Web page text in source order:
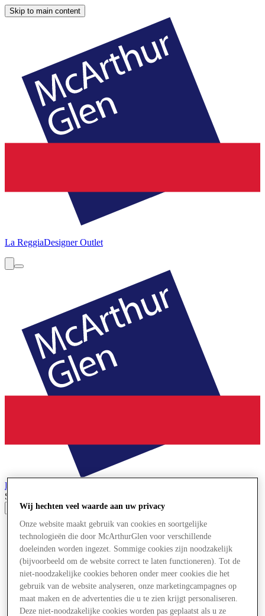
Skip to main content
La ReggiaDesigner Outlet
La Reggia
Search input
Winkels
Aanbiedingen
Plan je bezoek
Wat is er aan
Eet & Drink
Cadeaubonnen
Bestemmingsgids
Wij hechten veel waarde aan uw privacy
Onze website maakt gebruik van cookies en soortgelijke
technologieën die door McArthurGlen voor verschillende
doeleinden worden ingezet. Sommige cookies zijn noodzakelijk
(bijvoorbeeld om de website correct te laten functioneren). Tot de
niet-noodzakelijke cookies behoren onder meer cookies die het
gebruik van de website analyseren, onze marketingcampagnes op
maat maken en de advertenties die u te zien krijgt personaliseren.
Deze niet-noodzakelijke cookies worden pas geplaatst als u ze